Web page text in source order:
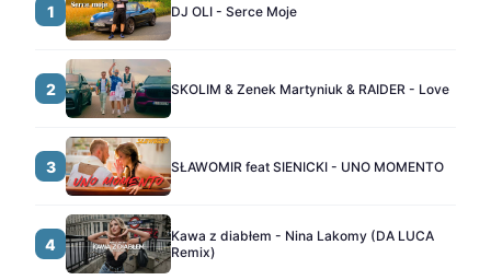
1 DJ OLI - Serce Moje
2 SKOLIM & Zenek Martyniuk & RAIDER - Love
3 SŁAWOMIR feat SIENICKI - UNO MOMENTO
4
Kawa z diabłem - Nina Lakomy (DA LUCA
Remix)